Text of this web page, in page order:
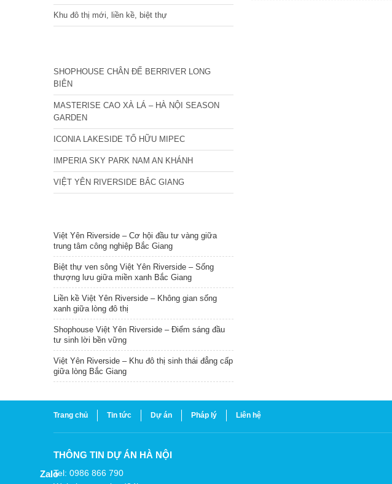
Khu đô thị mới, liền kề, biệt thự
SHOPHOUSE CHÂN ĐẾ BERRIVER LONG
BIÊN
MASTERISE CAO XÀ LÁ – HÀ NỘI SEASON
GARDEN
ICONIA LAKESIDE TỐ HỮU MIPEC
IMPERIA SKY PARK NAM AN KHÁNH
VIỆT YÊN RIVERSIDE BẮC GIANG
Việt Yên Riverside – Cơ hội đầu tư vàng giữa
trung tâm công nghiệp Bắc Giang
Biệt thự ven sông Việt Yên Riverside – Sống
thượng lưu giữa miền xanh Bắc Giang
Liền kề Việt Yên Riverside – Không gian sống
xanh giữa lòng đô thị
Shophouse Việt Yên Riverside – Điểm sáng đầu
tư sinh lời bền vững
Việt Yên Riverside – Khu đô thị sinh thái đẳng cấp
giữa lòng Bắc Giang
Trang chủ Tin tức Dự án Pháp lý Liên hệ
THÔNG TIN DỰ ÁN HÀ NỘI
Tel: 0986 866 790
Zalo